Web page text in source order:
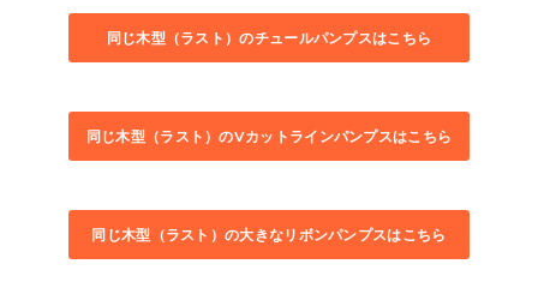
同じ木型（ラスト）のチュールパンプスはこちら
同じ木型（ラスト）のVカットラインパンプスはこちら
同じ木型（ラスト）の大きなリボンパンプスはこちら